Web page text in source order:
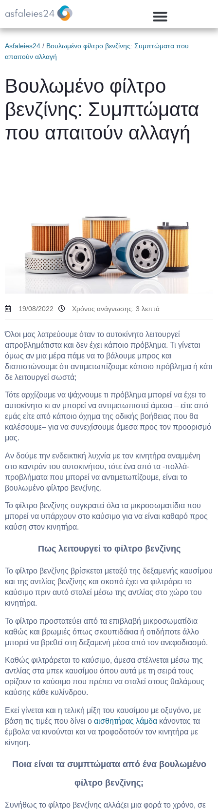
Asfaleies24 / Βουλωμένο φίλτρο βενζίνης: Συμπτώματα που
απαιτούν αλλαγή
Βουλωμένο φίλτρο
βενζίνης: Συμπτώματα
που απαιτούν αλλαγή
19/08/2022 Χρόνος ανάγνωσης: 3 λεπτά
Όλοι μας λατρεύουμε όταν το αυτοκίνητο λειτουργεί
απροβλημάτιστα και δεν έχει κάποιο πρόβλημα. Τι γίνεται
όμως αν μια μέρα πάμε να το βάλουμε μπρος και
διαπιστώνουμε ότι αντιμετωπίζουμε κάποιο πρόβλημα ή κάτι
δε λειτουργεί σωστά;
Τότε αρχίζουμε να ψάχνουμε τι πρόβλημα μπορεί να έχει το
αυτοκίνητο κι αν μπορεί να αντιμετωπιστεί άμεσα – είτε από
εμάς είτε από κάποιο όχημα της οδικής βοήθειας που θα
καλέσουμε– για να συνεχίσουμε άμεσα προς τον προορισμό
μας.
Αν δούμε την ενδεικτική λυχνία με τον κινητήρα αναμμένη
στο καντράν του αυτοκινήτου, τότε ένα από τα -πολλά-
προβλήματα που μπορεί να αντιμετωπίζουμε, είναι το
βουλωμένο φίλτρο βενζίνης.
Το φίλτρο βενζίνης συγκρατεί όλα τα μικροσωματίδια που
μπορεί να υπάρχουν στο καύσιμο για να είναι καθαρό προς
καύση στον κινητήρα.
Πως λειτουργεί το φίλτρο βενζίνης
Το φίλτρο βενζίνης βρίσκεται μεταξύ της δεξαμενής καυσίμου
και της αντλίας βενζίνης και σκοπό έχει να φιλτράρει το
καύσιμο πριν αυτό σταλεί μέσω της αντλίας στο χώρο του
κινητήρα.
Το φίλτρο προστατεύει από τα επιβλαβή μικροσωματίδια
καθώς και βρωμιές όπως σκουπιδάκια ή οτιδήποτε άλλο
μπορεί να βρεθεί στη δεξαμενή μέσα από τον ανεφοδιασμό.
Καθώς φιλτράρεται το καύσιμο, άμεσα στέλνεται μέσω της
αντλίας στα μπεκ καυσίμου όπου αυτά με τη σειρά τους
ορίζουν το καύσιμο που πρέπει να σταλεί στους θαλάμους
καύσης κάθε κυλίνδρου.
Εκεί γίνεται και η τελική μίξη του καυσίμου με οξυγόνο, με
βάση τις τιμές που δίνει ο αισθητήρας λάμδα κάνοντας τα
έμβολα να κινούνται και να τροφοδοτούν τον κινητήρα με
κίνηση.
Ποια είναι τα συμπτώματα από ένα βουλωμένο
φίλτρο βενζίνης;
Συνήθως το φίλτρο βενζίνης αλλάζει μια φορά το χρόνο, σε